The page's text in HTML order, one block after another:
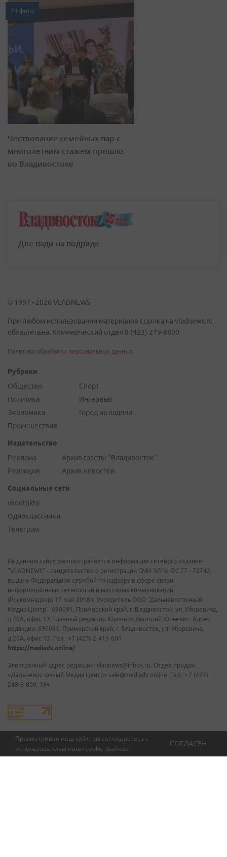
Просматривая наш сайт, вы соглашаетесь с
использованием нами cookie-файлов.
СОГЛАСЕН
23 фото
Чествование семейных пар с
многолетним стажем прошло
во Владивостоке
Две пади на подряде
© 1997 - 2026 VLADNEWS
При любом использовании материалов ссылка на vladnews.ru
обязательна. Коммерческий отдел 8 (423) 249-8800
Политика обработки персональных данных
Рубрики
Общество
Политика
Экономика
Происшествия
Спорт
Интервью
Город на ладони
Издательство
Реклама
Редакция
Архив газеты "Владивосток"
Архив новостей
Социальные сети
vkontakte
Одноклассники
Телеграм
На данном сайте распространяется информация сетевого издания
"VLADNEWS" - свидетельство о регистрации СМИ ЭЛ № ФС 77 - 72742,
выдано Федеральной службой по надзору в сфере связи,
информационных технологий и массовых коммуникаций
(Роскомнадзор) 17 мая 2018 г. Учредитель ООО "Дальневосточный
Медиа Центр". 690091, Приморский край, г. Владивосток, ул. Уборевича,
д.20А, офис 13. Главный редактор Юркевич Дмитрий Юрьевич. Адрес
редакции: 690091, Приморский край, г. Владивосток, ул. Уборевича,
д.20А, офис 13. Тел.: +7 (423) 2-415-600.
https://mediadv.online/
Электронный адрес редакции: vladnews@inbox.ru. Отдел продаж
«Дальневосточный Медиа Центр» sale@mediadv.online. Тел.: +7 (423)
249-8-800. 18+